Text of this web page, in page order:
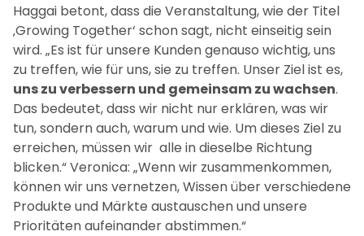
Haggai betont, dass die Veranstaltung, wie der Titel
‚Growing Together‘ schon sagt, nicht einseitig sein
wird. „Es ist für unsere Kunden genauso wichtig, uns
zu treffen, wie für uns, sie zu treffen. Unser Ziel ist es,
uns zu verbessern und gemeinsam zu wachsen.
Das bedeutet, dass wir nicht nur erklären, was wir
tun, sondern auch, warum und wie. Um dieses Ziel zu
erreichen, müssen wir alle in dieselbe Richtung
blicken.“ Veronica: „Wenn wir zusammenkommen,
können wir uns vernetzen, Wissen über verschiedene
Produkte und Märkte austauschen und unsere
Prioritäten aufeinander abstimmen.“